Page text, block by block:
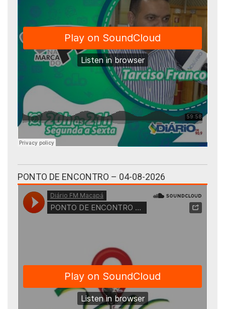
PONTO DE ENCONTRO – 04-08-2026